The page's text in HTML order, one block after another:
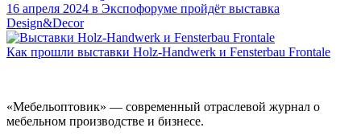
16 апреля 2024 в Экспофоруме пройдёт выставка
Design&Decor
Как прошли выставки Holz-Handwerk и Fensterbau Frontale
«Мебельоптовик» — современный отраслевой журнал о
мебельном производстве и бизнесе.